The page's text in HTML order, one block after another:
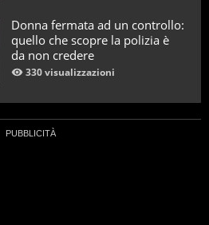
Donna fermata ad un controllo:
quello che scopre la polizia è
da non credere
330 visualizzazioni